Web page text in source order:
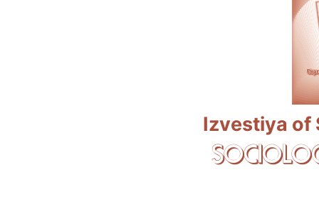
Izvestiya of